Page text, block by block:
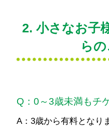
2. 小さなお子
ら
Q：0～3歳未満もチ
A：3歳から有料となり